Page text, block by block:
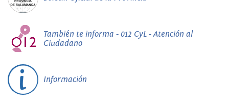
También te informa - 012 CyL - Atención al
Ciudadano
Información